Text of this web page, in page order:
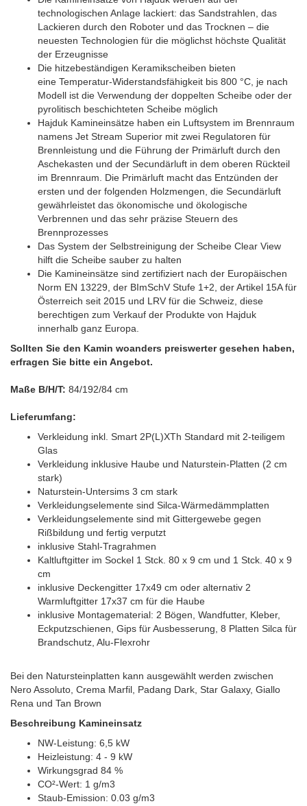
technologischen Anlage lackiert: das Sandstrahlen, das
Lackieren durch den Roboter und das Trocknen – die
neuesten Technologien für die möglichst höchste Qualität
der Erzeugnisse
Die hitzebeständigen Keramikscheiben bieten
eine Temperatur-Widerstandsfähigkeit bis 800 °C, je nach
Modell ist die Verwendung der doppelten Scheibe oder der
pyrolitisch beschichteten Scheibe möglich
Hajduk Kamineinsätze haben ein Luftsystem im Brennraum
namens Jet Stream Superior mit zwei Regulatoren für
Brennleistung und die Führung der Primärluft durch den
Aschekasten und der Secundärluft in dem oberen Rückteil
im Brennraum. Die Primärluft macht das Entzünden der
ersten und der folgenden Holzmengen, die Secundärluft
gewährleistet das ökonomische und ökologische
Verbrennen und das sehr präzise Steuern des
Brennprozesses
Das System der Selbstreinigung der Scheibe Clear View
hilft die Scheibe sauber zu halten
Die Kamineinsätze sind zertifiziert nach der Europäischen
Norm EN 13229, der BImSchV Stufe 1+2, der Artikel 15A für
Österreich seit 2015 und LRV für die Schweiz, diese
berechtigen zum Verkauf der Produkte von Hajduk
innerhalb ganz Europa.
Sollten Sie den Kamin woanders preiswerter gesehen haben,
erfragen Sie bitte ein Angebot.
Maße B/H/T: 84/192/84 cm
Lieferumfang:
Verkleidung inkl. Smart 2P(L)XTh Standard mit 2-teiligem
Glas
Verkleidung inklusive Haube und Naturstein-Platten (2 cm
stark)
Naturstein-Untersims 3 cm stark
Verkleidungselemente sind Silca-Wärmedämmplatten
Verkleidungselemente sind mit Gittergewebe gegen
Rißbildung und fertig verputzt
inklusive Stahl-Tragrahmen
Kaltluftgitter im Sockel 1 Stck. 80 x 9 cm und 1 Stck. 40 x 9
cm
inklusive Deckengitter 17x49 cm oder alternativ 2
Warmluftgitter 17x37 cm für die Haube
inklusive Montagematerial: 2 Bögen, Wandfutter, Kleber,
Eckputzschienen, Gips für Ausbesserung, 8 Platten Silca für
Brandschutz, Alu-Flexrohr
Bei den Natursteinplatten kann ausgewählt werden zwischen
Nero Assoluto, Crema Marfil, Padang Dark, Star Galaxy, Giallo
Rena und Tan Brown
Beschreibung Kamineinsatz
NW-Leistung: 6,5 kW
Heizleistung: 4 - 9 kW
Wirkungsgrad 84 %
CO²-Wert: 1 g/m3
Staub-Emission: 0.03 g/m3